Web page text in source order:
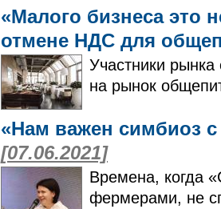
«Малого бизнеса это
отмене НДС для
Участники
на рынок
«Нам важен симбиоз
[07.06.2021]
Времена, когда
фермерами, не